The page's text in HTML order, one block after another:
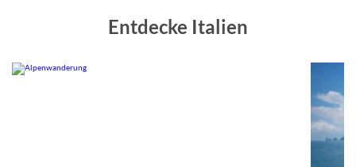
Entdecke Italien